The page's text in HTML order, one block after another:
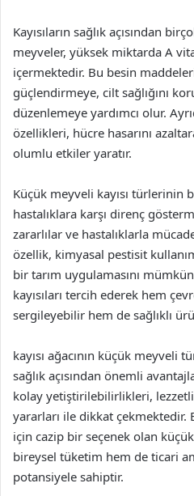
Kayısıların sağlık açısından
meyveler, yüksek miktarda A
içermektedir. Bu besin
güçlendirmeye, cilt sağlığını
düzenlemeye yardımcı olur.
özellikleri, hücre hasarını
olumlu etkiler yaratır.
Küçük meyveli kayısı türlerinin
hastalıklara karşı direnç
zararlılar ve hastalıklarla
özellik, kimyasal pestisit
bir tarım uygulamasını
kayısıları tercih ederek hem
sergileyebilir hem de sağlıklı
kayısı ağacının küçük meyveli
sağlık açısından önemli
kolay yetiştirilebilirlikleri,
yararları ile dikkat çekmektedir.
için cazip bir seçenek olan
bireysel tüketim hem de ticari
potansiyele sahiptir.